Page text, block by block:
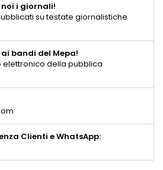
i giornali!
su testate giornalistiche
bandi del Mepa!
della pubblica
Clienti e WhatsApp: